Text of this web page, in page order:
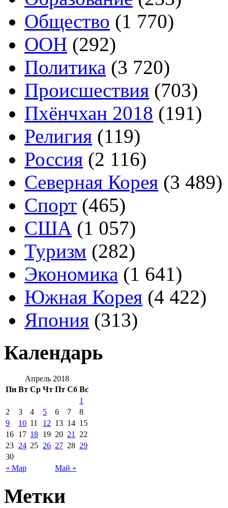
Общество (1 770)
ООН (292)
Политика (3 720)
Происшествия (703)
Пхёнчхан 2018 (191)
Религия (119)
Россия (2 116)
Северная Корея (3 489)
Спорт (465)
США (1 057)
Туризм (282)
Экономика (1 641)
Южная Корея (4 422)
Япония (313)
Календарь
Апрель 2018
Пн Вт Ср Чт Пт Сб Вс
« Мар Май »
1
2
3 4 5 6 7
8
9
10 11 12 13 14 15
16 17 18 19 20 21
22
23 24 25 26 27 28 29
30
Метки